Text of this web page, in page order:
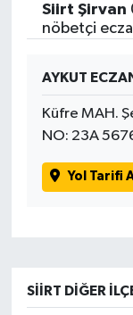
Siirt Şirvan
nöbetçi
AYKUT
Küfre MAH.
NO: 23A
Yol Tarifi
SIIRT DIĞER